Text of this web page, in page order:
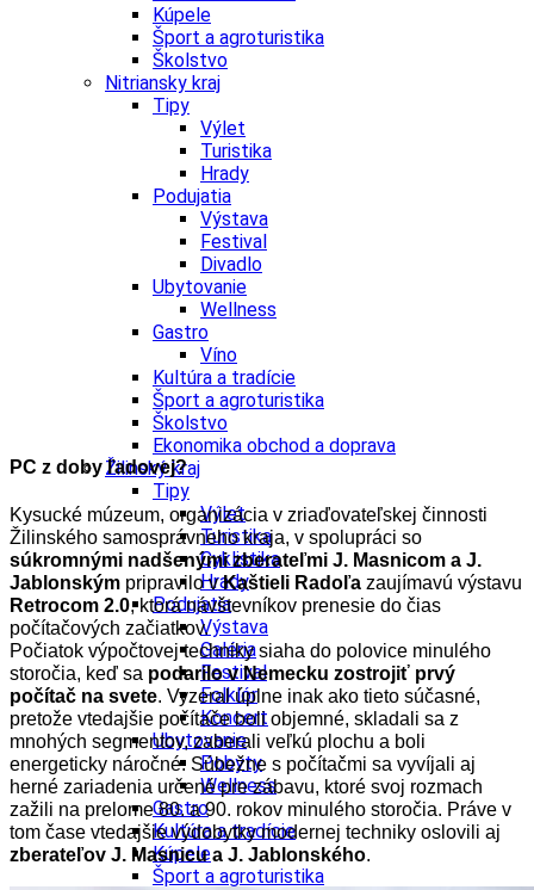
Kúpele
Šport a agroturistika
Školstvo
Nitriansky kraj
Tipy
Výlet
Turistika
Hrady
Podujatia
Výstava
Festival
Divadlo
Ubytovanie
Wellness
Gastro
Víno
Kultúra a tradície
Šport a agroturistika
Školstvo
Ekonomika obchod a doprava
Žilinský kraj
Tipy
Výlet
Turistika
Cyklistika
Hrady
Podujatia
Výstava
Galéria
Festival
Folklór
Koncert
Ubytovanie
Pobyty
Wellness
Gastro
Kultúra a tradície
Kúpele
Šport a agroturistika
PC z doby ľadovej?
Kysucké múzeum, organizácia v zriaďovateľskej činnosti
Žilinského samosprávneho kraja, v spolupráci so
súkromnými nadšenými zberateľmi J. Masnicom a J.
Jablonským pripravilo vKaštieli Radoľa zaujímavú výstavu
Retrocom 2.0, ktorá návštevníkov prenesie do čias
počítačových začiatkov.
Počiatok výpočtovej techniky siaha do polovice minulého
storočia, keď sa podarilo v Nemecku zostrojiť prvý
počítač na svete. Vyzeral úplne inak ako tieto súčasné,
pretože vtedajšie počítače boli objemné, skladali sa z
mnohých segmentov, zaberali veľkú plochu a boli
energeticky náročné. Súbežne s počítačmi sa vyvíjali aj
herné zariadenia určené pre zábavu, ktoré svoj rozmach
zažili na prelome 80. a 90. rokov minulého storočia. Práve v
tom čase vtedajšie výdobytky modernej techniky oslovili aj
zberateľov J. Masnicu a J. Jablonského.